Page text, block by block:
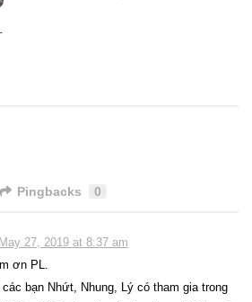
Pingbacks 0
May 27, 2019 at 8:37 am
ơn PL.
bạn Nhứt, Nhung, Lý có tham gia trong